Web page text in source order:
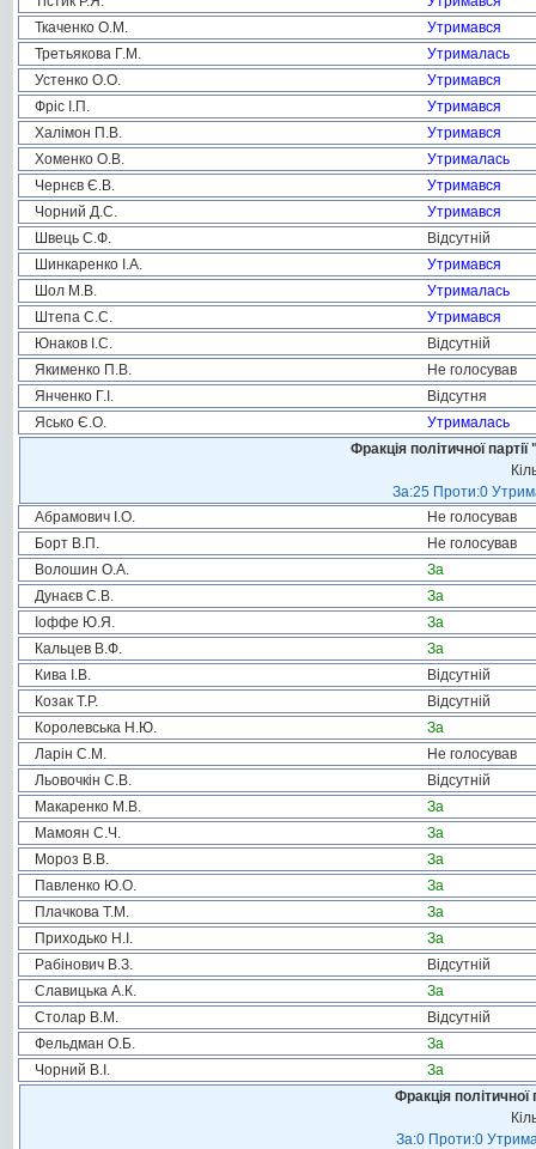
Ткаченко О.М.
Утримався
Третьякова Г.М.
Утрималась
Устенко О.О.
Утримався
Фріс І.П.
Утримався
Халімон П.В.
Утримався
Хоменко О.В.
Утрималась
Чернєв Є.В.
Утримався
Чорний Д.С.
Утримався
Швець С.Ф.
Відсутній
Шинкаренко І.А.
Утримався
Шол М.В.
Утрималась
Штепа С.С.
Утримався
Юнаков І.С.
Відсутній
Якименко П.В.
Не голосував
Янченко Г.І.
Відсутня
Ясько Є.О.
Утрималась
Фракція політичної
За:25 Проти:0
Абрамович І.О.
Не голосував
Борт В.П.
Не голосував
Волошин О.А.
За
Дунаєв С.В.
За
Іоффе Ю.Я.
За
Кальцев В.Ф.
За
Кива І.В.
Відсутній
Козак Т.Р.
Відсутній
Королевська Н.Ю.
За
Ларін С.М.
Не голосував
Льовочкін С.В.
Відсутній
Макаренко М.В.
За
Мамоян С.Ч.
За
Мороз В.В.
За
Павленко Ю.О.
За
Плачкова Т.М.
За
Приходько Н.І.
За
Рабінович В.З.
Відсутній
Славицька А.К.
За
Столар В.М.
Відсутній
Фельдман О.Б.
За
Чорний В.І.
За
Фракція
За:0 Проти:0